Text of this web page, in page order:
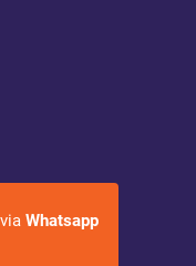
Whatsapp